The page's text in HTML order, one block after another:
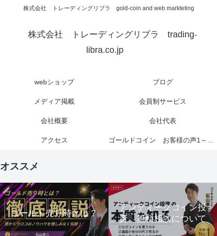
株式会社 トレーディングリブラ gold-coin and web markteting
株式会社 トレーディングリブラ trading-
libra.co.jp
webショップ ブログ
メディア掲載 会員制サービス
会社概要 会社代表
アクセス ゴールドコイン お客様の声1～6ページ
オススメ
ゴールド売り時とは？
アンティークコイン投
資 無料相談について